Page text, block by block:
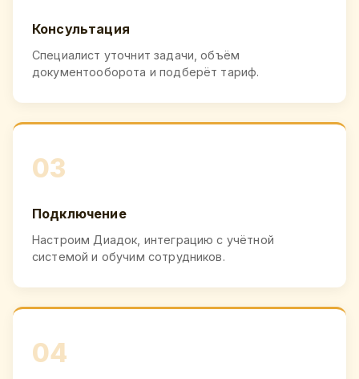
Консультация
Специалист уточнит задачи, объём
документооборота и подберёт тариф.
03
Подключение
Настроим Диадок, интеграцию с учётной
системой и обучим сотрудников.
04